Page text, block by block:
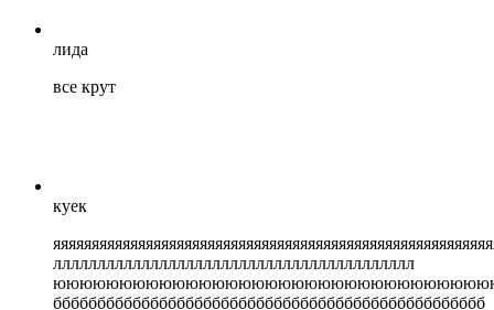
лида
все крут
куек
ллллллллллллллллллллллллллллллллллллллллл
ббббббббббббббббббббббббббббббббббббббббббббббббб